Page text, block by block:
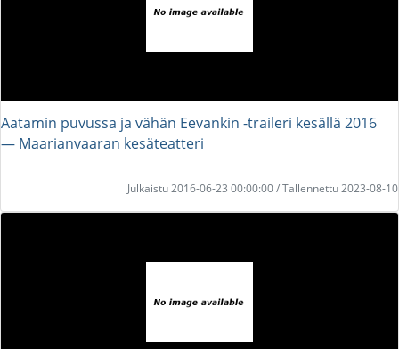
Aatamin puvussa ja vähän Eevankin -traileri kesällä 2016
― Maarianvaaran kesäteatteri
Julkaistu 2016-06-23 00:00:00 / Tallennettu 2023-08-10